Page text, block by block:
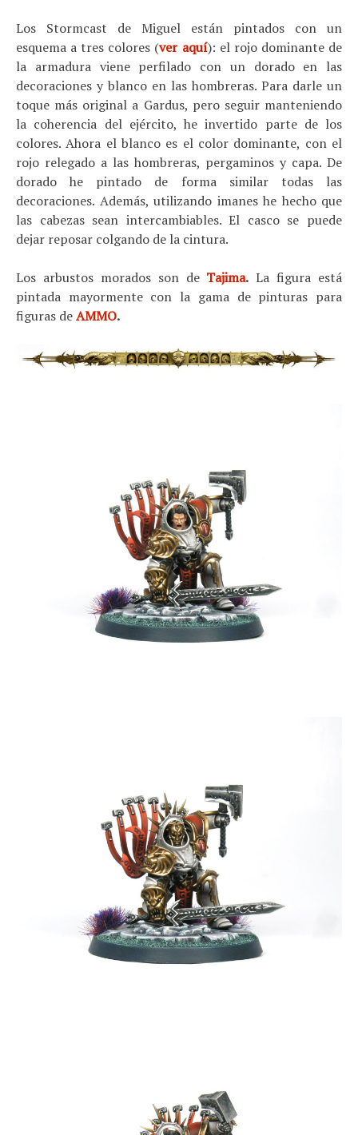
Los Stormcast de Miguel están pintados con un
esquema a tres colores (ver aquí): el rojo dominante de
la armadura viene perfilado con un dorado en las
decoraciones y blanco en las hombreras. Para darle un
toque más original a Gardus, pero seguir manteniendo
la coherencia del ejército, he invertido parte de los
colores. Ahora el blanco es el color dominante, con el
rojo relegado a las hombreras, pergaminos y capa. De
dorado he pintado de forma similar todas las
decoraciones. Además, utilizando imanes he hecho que
las cabezas sean intercambiables. El casco se puede
dejar reposar colgando de la cintura.
Los arbustos morados son de Tajima. La figura está
pintada mayormente con la gama de pinturas para
figuras deAMMO.